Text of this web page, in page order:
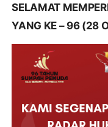
SELAMAT
YANG KE – 96 (28